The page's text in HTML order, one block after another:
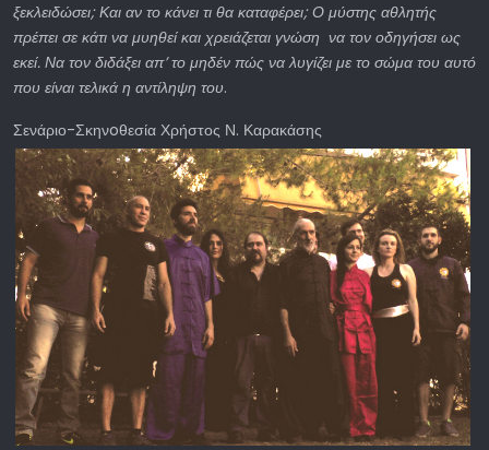
ξεκλειδώσει; Και αν το κάνει τι θα καταφέρει; Ο μύστης αθλητής
πρέπει σε κάτι να μυηθεί και χρειάζεται γνώση να τον οδηγήσει ως
εκεί. Να τον διδάξει απ’ το μηδέν πώς να λυγίζει με το σώμα του αυτό
που είναι τελικά η αντίληψη του.
Σενάριο-Σκηνoθεσία Χρήστος Ν. Καρακάσης